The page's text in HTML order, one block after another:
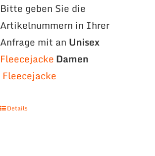
Bitte geben Sie die
Artikelnummern in Ihrer
Anfrage mit an Unisex
FleecejackeDamen
Fleecejacke
Details